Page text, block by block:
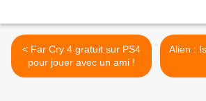
< Far Cry 4 gratuit sur PS4
pour jouer avec un ami !